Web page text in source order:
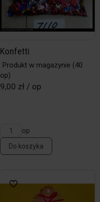
Konfetti
Produkt w magazynie (40
op)
9,00 zł / op
op
Do koszyka